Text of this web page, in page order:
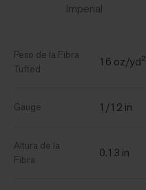
Imperial
Peso de la Fibra
Tufted
16 oz/yd²
Gauge 1/12 in
Altura de la
Fibra
0.13 in